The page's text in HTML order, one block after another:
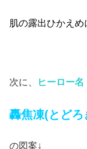
肌の露出ひかえめ
次に、 ヒーロー名
轟焦凍(とどろ
の図案↓